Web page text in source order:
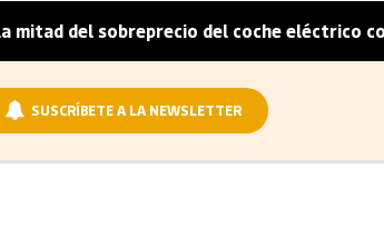
sobreprecio del coche eléctrico corporativo
SUSCRÍBETE A LA NEWSLETTER